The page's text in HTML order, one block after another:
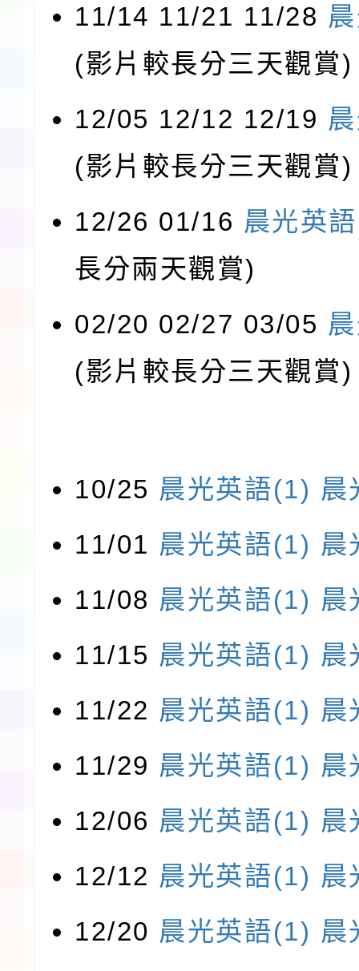
11/14 11/21 11/28
(影片較長分三天觀賞)
12/05 12/12 12/19
(影片較長分三天觀賞)
12/26 01/16 晨光英語
長分兩天觀賞)
02/20 02/27 03/05
(影片較長分三天觀賞)
10/25 晨光英語(1) 晨
11/01 晨光英語(1) 晨
11/08 晨光英語(1) 晨
11/15 晨光英語(1) 晨
11/22 晨光英語(1) 晨
11/29 晨光英語(1) 晨
12/06 晨光英語(1) 晨
12/12 晨光英語(1) 晨
12/20 晨光英語(1) 晨